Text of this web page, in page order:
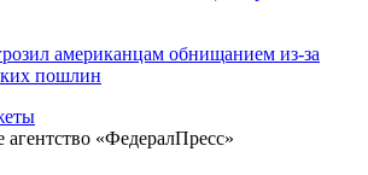
американцам обнищанием из-за
пошлин
«ФедералПресс»